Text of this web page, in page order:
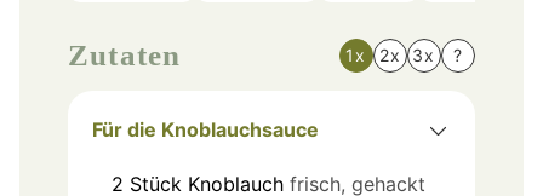
Zutaten 1x 2x 3x ?
Für die Knoblauchsauce
2 Stück Knoblauch frisch, gehackt